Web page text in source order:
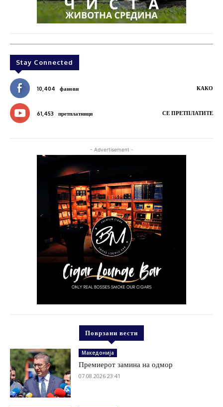
Stay Connected
10,404 фанови КАКО
61,453 претплатници СЕ ПРЕТПЛАТИТЕ
- Advertisement -
Поврзани вести
Македонија
Премиерот замина на одмор
07.08.2026 23:41